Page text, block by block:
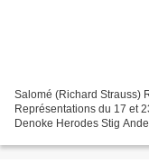
Salomé (Richard Strauss)
Représentations du 17 et
Denoke Herodes Stig